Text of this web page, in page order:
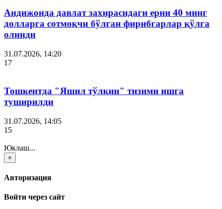
Андижонда давлат захирасидаги ерни 40 минг
долларга сотмоқчи бўлган фирибгарлар қўлга
олинди
31.07.2026, 14:20
17
Тошкентда "Яшил тўлқин" тизими ишга
туширилди
31.07.2026, 14:05
15
Юклаш...
×
Авторизация
Войти через сайт